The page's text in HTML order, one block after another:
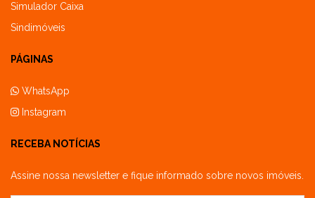
Simulador Caixa
Sindimóveis
PÁGINAS
WhatsApp
Instagram
RECEBA NOTÍCIAS
Assine nossa newsletter e fique informado sobre novos imóveis.